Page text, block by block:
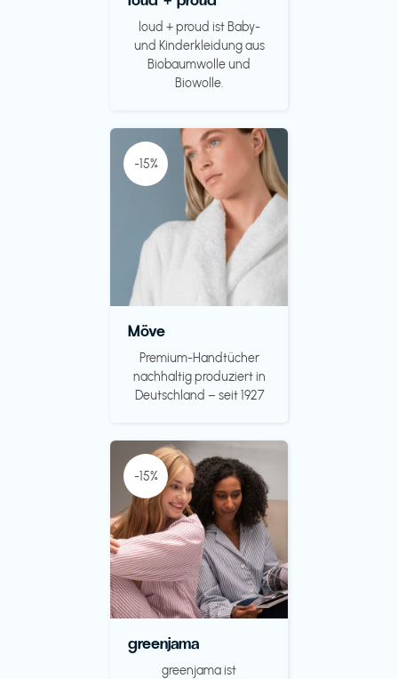
loud + proud ist Baby-
und Kinderkleidung aus
Biobaumwolle und
Biowolle.
-15%
Möve
Premium-Handtücher
nachhaltig produziert in
Deutschland – seit 1927
-15%
greenjama
greenjama ist